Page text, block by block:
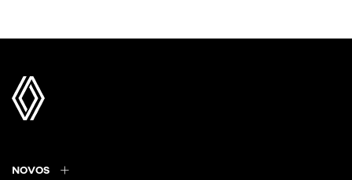
NOVOS